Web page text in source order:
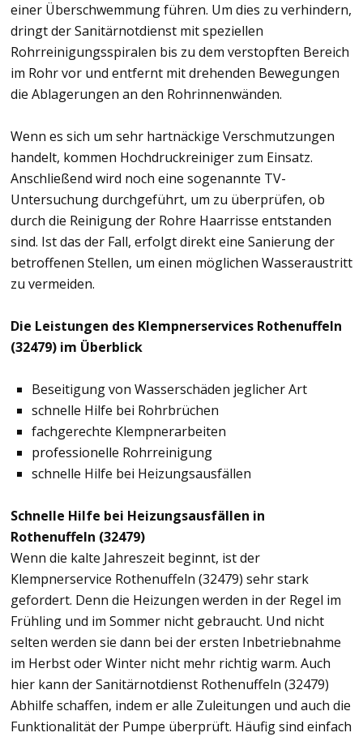
einer Überschwemmung führen. Um dies zu verhindern,
dringt der Sanitärnotdienst mit speziellen
Rohrreinigungsspiralen bis zu dem verstopften Bereich
im Rohr vor und entfernt mit drehenden Bewegungen
die Ablagerungen an den Rohrinnenwänden.
Wenn es sich um sehr hartnäckige Verschmutzungen
handelt, kommen Hochdruckreiniger zum Einsatz.
Anschließend wird noch eine sogenannte TV-
Untersuchung durchgeführt, um zu überprüfen, ob
durch die Reinigung der Rohre Haarrisse entstanden
sind. Ist das der Fall, erfolgt direkt eine Sanierung der
betroffenen Stellen, um einen möglichen Wasseraustritt
zu vermeiden.
Die Leistungen des Klempnerservices Rothenuffeln
(32479) im Überblick
Beseitigung von Wasserschäden jeglicher Art
schnelle Hilfe bei Rohrbrüchen
fachgerechte Klempnerarbeiten
professionelle Rohrreinigung
schnelle Hilfe bei Heizungsausfällen
Schnelle Hilfe bei Heizungsausfällen in
Rothenuffeln (32479)
Wenn die kalte Jahreszeit beginnt, ist der
Klempnerservice Rothenuffeln (32479) sehr stark
gefordert. Denn die Heizungen werden in der Regel im
Frühling und im Sommer nicht gebraucht. Und nicht
selten werden sie dann bei der ersten Inbetriebnahme
im Herbst oder Winter nicht mehr richtig warm. Auch
hier kann der Sanitärnotdienst Rothenuffeln (32479)
Abhilfe schaffen, indem er alle Zuleitungen und auch die
Funktionalität der Pumpe überprüft. Häufig sind einfach